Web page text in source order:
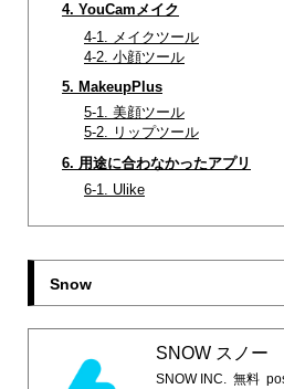
4. YouCamメイク
4-1. メイクツール
4-2. 小顔ツール
5. MakeupPlus
5-1. 美顔ツール
5-2. リップツール
6. 用途に合わなかったアプリ
6-1. Ulike
Snow
SNOW スノー
SNOW INC. 無料